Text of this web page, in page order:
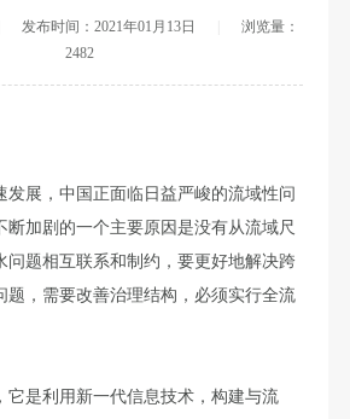
发布时间：2021年01月13日
浏览量：
2482
发展，中国正面临日益严峻的流域性问
断加剧的一个主要原因是没有从流域尺
问题相互联系和制约，要更好地解决跨
题，需要改善治理结构，必须实行全流
它是利用新一代信息技术，构建与流